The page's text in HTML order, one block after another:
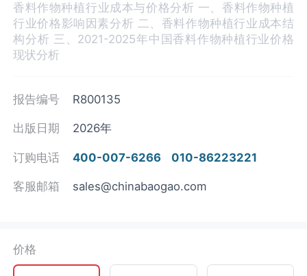
香料作物种植‌‌‌行业成本与价格分析 一、香料作物种植
行业价格影响因素分析 二、香料作物种植行业成本结
构分析 三、2021-2025年中国香料作物种植行业价格
现状分析
报告编号 R800135
出版日期 2026年
订购电话 400-007-6266 010-86223221
客服邮箱 sales@chinabaogao.com
价格